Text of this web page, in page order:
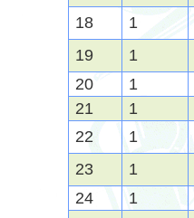
18
1
19
1
20
1
21
1
22
1
23
1
24
1